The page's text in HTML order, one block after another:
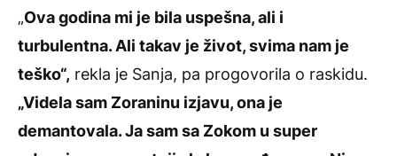
„Ova godina mi je bila uspešna, ali i
turbulentna. Ali takav je život, svima nam je
teško“, rekla je Sanja, pa progovorila o raskidu.
„Videla sam Zoraninu izjavu, ona je
demantovala. Ja sam sa Zokom u super